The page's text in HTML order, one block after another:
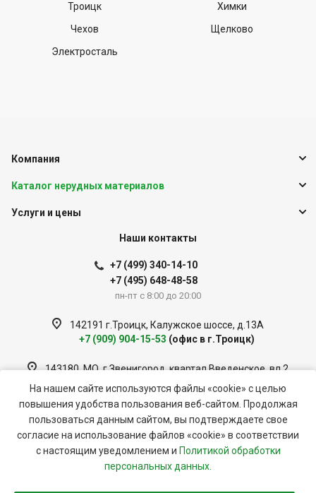
Троицк
Химки
Чехов
Щелково
Электросталь
Компания
Каталог нерудных материалов
Услуги и цены
Наши контакты
+7 (499) 340-14-10
+7 (495) 648-48-58
пн-пт с 8:00 до 20:00
142191 г.Троицк, Калужское шоссе, д.13А
+7 (909) 904-15-53 (офис в г.Троицк)
143180, МО, г.Звенигород, квартал Введенское, вл 2
+7 (909) 951-33-56
(офис в г.Звенигород)
info@tsk-sistema.ru
© 2026 ООО «Строительная Система»
Политика обработки персональных данных
На нашем сайте используются файлы «cookie» с целью
повышения удобства пользования веб-сайтом. Продолжая
пользоваться данным сайтом, вы подтверждаете свое
согласие на использование файлов «cookie» в соответствии
с настоящим уведомлением и Политикой обработки
персональных данных.